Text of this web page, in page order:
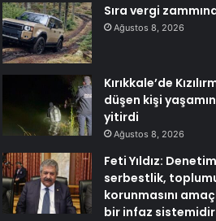
Sıra vergi
Ağustos 8, 2026
Kırıkkale’de
düşen kişi
yitirdi
Ağustos 8, 2026
Feti Yıldız:
serbestlik,
korunmasını
bir infaz sistemidir